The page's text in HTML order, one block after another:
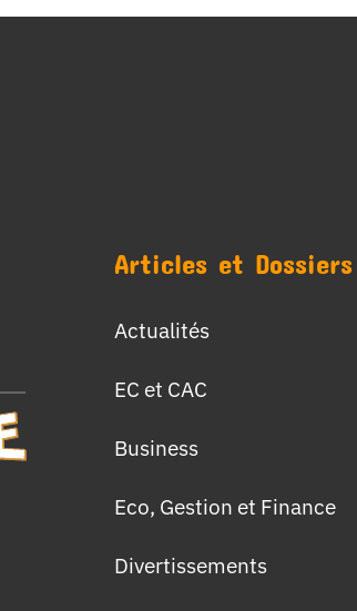
Articles et Dossiers
Actualités
EC et CAC
Business
Eco, Gestion et Finance
Divertissements